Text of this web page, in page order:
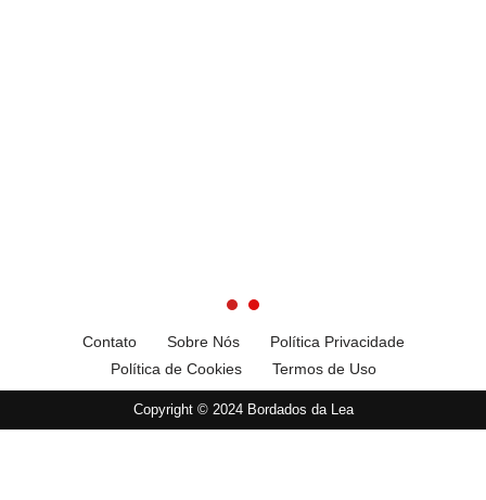
Contato Sobre Nós
Política Privacidade
Política de Cookies
Termos de Uso
Copyright © 2024 Bordados da Lea